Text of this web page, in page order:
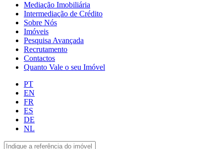
Mediação Imobiliária
Intermediação de Crédito
Sobre Nós
Imóveis
Pesquisa Avançada
Recrutamento
Contactos
Quanto Vale o seu Imóvel
PT
EN
FR
ES
DE
NL